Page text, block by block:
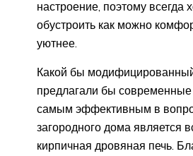
настроение, поэтому всегда
обустроить как можно
уютнее.
Какой бы
предлагали бы
самым эффективным в
загородного дома является
кирпичная дровяная печь.